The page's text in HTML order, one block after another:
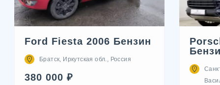
Ford Fiesta 2006 Бензин
Братск, Иркутская обл., Россия
380 000 ₽